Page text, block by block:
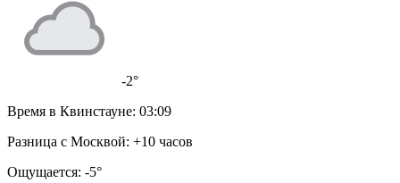
-2°
Время в Квинстауне: 03:09
Разница с Москвой: +10 часов
Ощущается: -5°